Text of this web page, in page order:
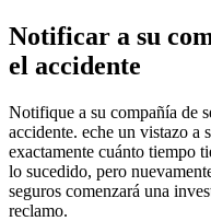
Notificar a su
el accidente
Notifique a su compañía de
accidente. eche un vistazo a
exactamente cuánto tiempo
lo sucedido, pero
seguros comenzará una
reclamo.